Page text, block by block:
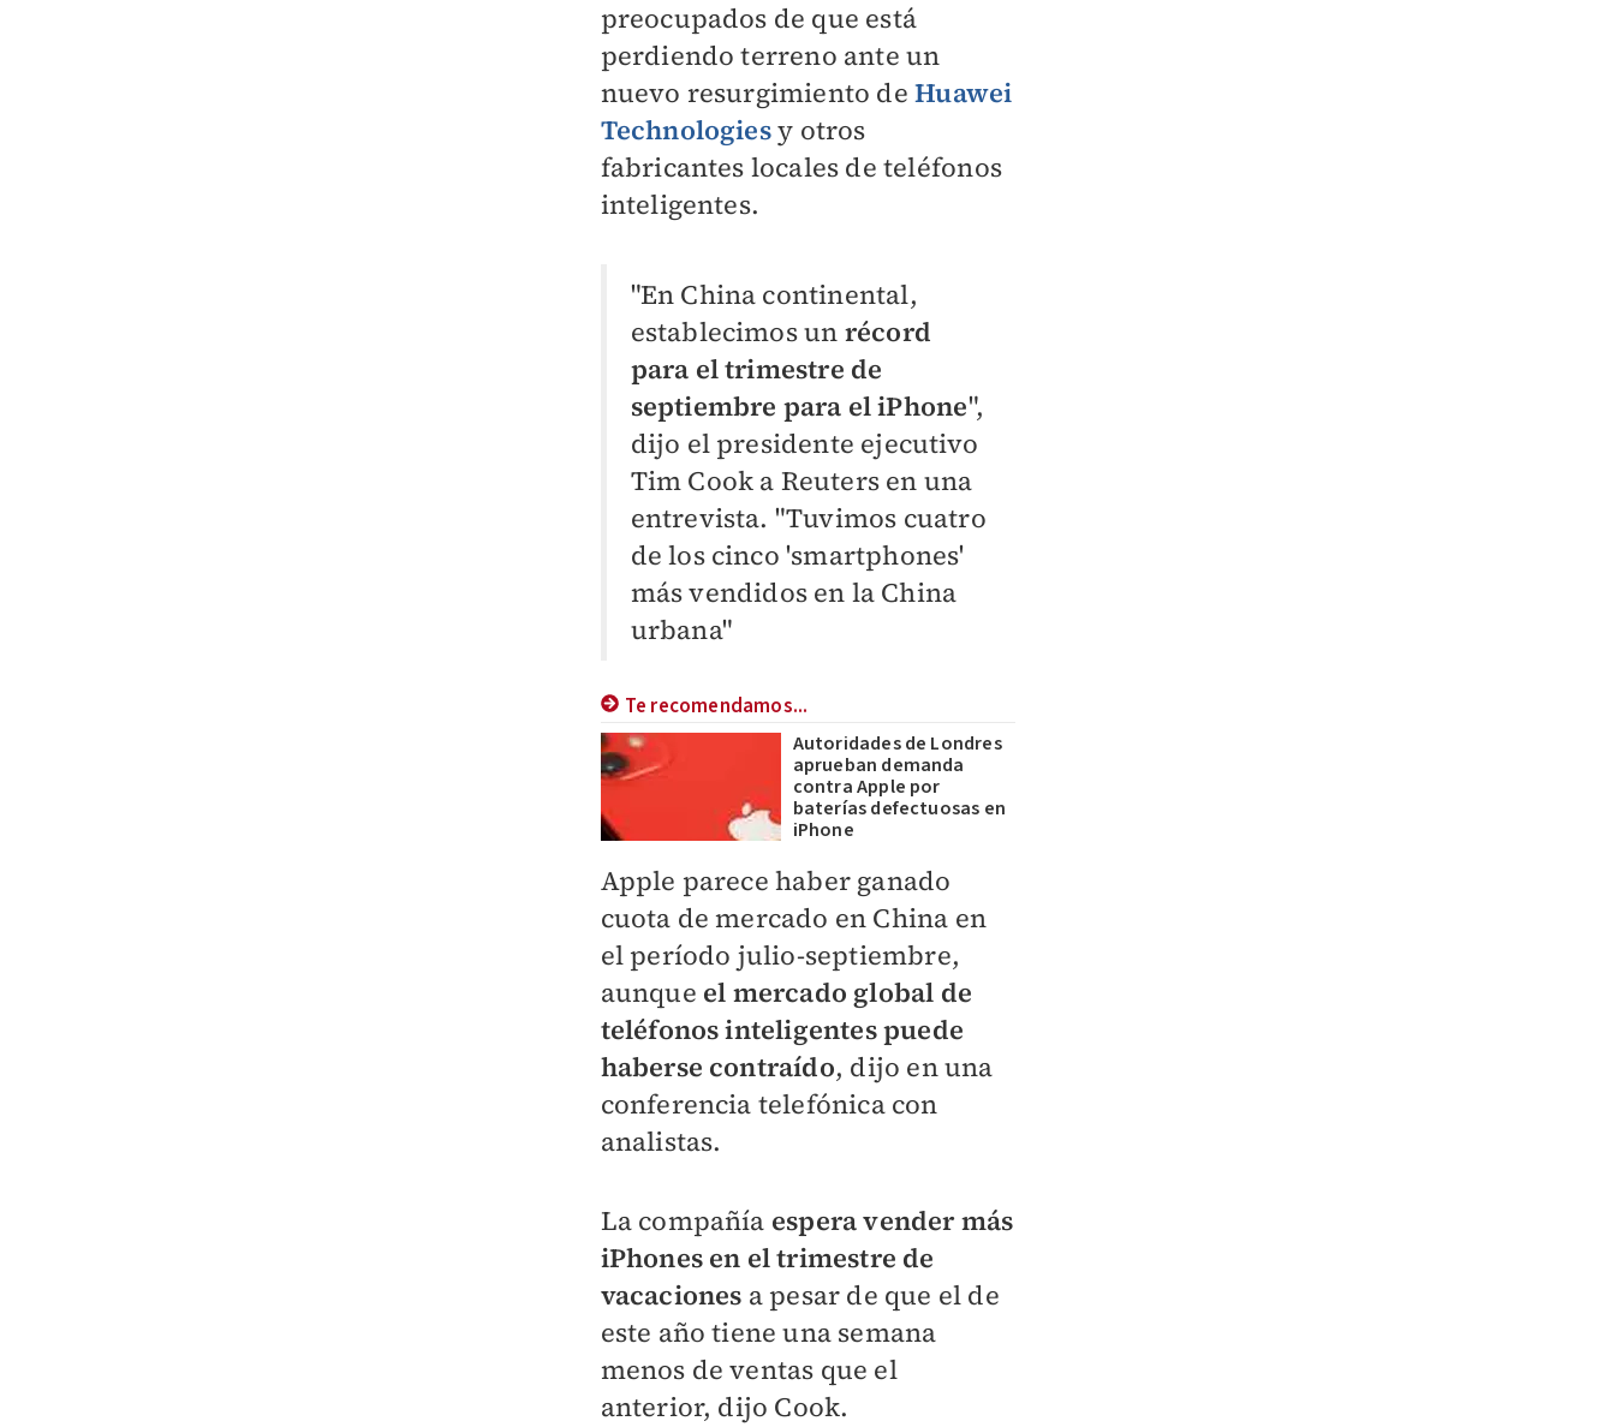
preocupados de que está
perdiendo terreno ante un
nuevo resurgimiento deHuawei
Technologiesy otros
fabricantes locales de teléfonos
inteligentes.
"En China continental,
establecimos un récord
para el trimestre de
septiembre para el iPhone",
dijo el presidente ejecutivo
Tim Cook a Reuters en una
entrevista. "Tuvimos cuatro
de los cinco 'smartphones'
más vendidos en la China
urbana"
Te recomendamos...
Autoridades de Londres
aprueban demanda
contra Apple por
baterías defectuosas en
iPhone
Apple parece haber ganado
cuota de mercado en China en
el período julio-septiembre,
aunque el mercado global de
teléfonos inteligentes puede
haberse contraído, dijo en una
conferencia telefónica con
analistas.
La compañía espera vender más
iPhones en el trimestre de
vacaciones a pesar de que el de
este año tiene una semana
menos de ventas que el
anterior, dijo Cook.